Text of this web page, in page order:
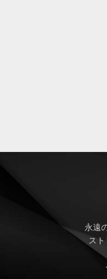
永遠
ス